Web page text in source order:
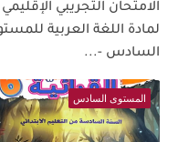
الامتحان التجريبي الإقليمي
لمادة اللغة العربية
السادس -...
المستوى السادس